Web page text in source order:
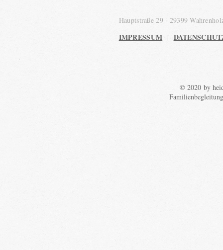
Hauptstraße 29 · 29399
IMPRESSUM |
© 2020 by